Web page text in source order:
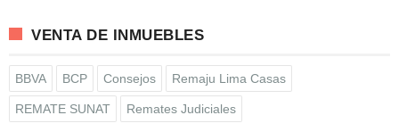
VENTA DE INMUEBLES
BBVA BCP Consejos Remaju Lima Casas
REMATE SUNAT Remates Judiciales